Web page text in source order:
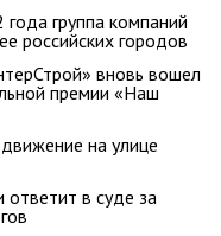
группа компаний
российских городов
вновь вошел
премии «Наш
на улице
в суде за